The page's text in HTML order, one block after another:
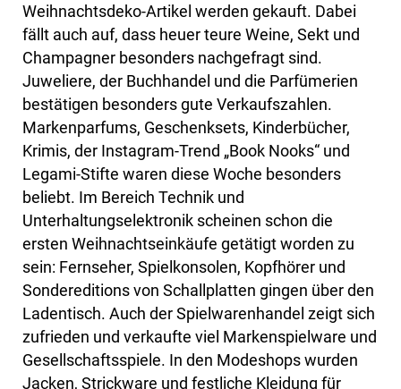
Weihnachtsdeko-Artikel werden gekauft. Dabei
fällt auch auf, dass heuer teure Weine, Sekt und
Champagner besonders nachgefragt sind.
Juweliere, der Buchhandel und die Parfümerien
bestätigen besonders gute Verkaufszahlen.
Markenparfums, Geschenksets, Kinderbücher,
Krimis, der Instagram-Trend „Book Nooks“ und
Legami-Stifte waren diese Woche besonders
beliebt. Im Bereich Technik und
Unterhaltungselektronik scheinen schon die
ersten Weihnachtseinkäufe getätigt worden zu
sein: Fernseher, Spielkonsolen, Kopfhörer und
Sondereditions von Schallplatten gingen über den
Ladentisch. Auch der Spielwarenhandel zeigt sich
zufrieden und verkaufte viel Markenspielware und
Gesellschaftsspiele. In den Modeshops wurden
Jacken, Strickware und festliche Kleidung für